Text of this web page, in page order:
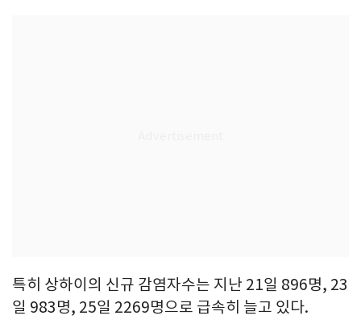
특히 상하이의 신규 감염자수는 지난 21일 896명, 23
일 983명, 25일 2269명으로 급속히 늘고 있다.